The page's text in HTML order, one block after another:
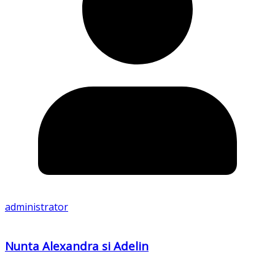
administrator
Nunta Alexandra si Adelin